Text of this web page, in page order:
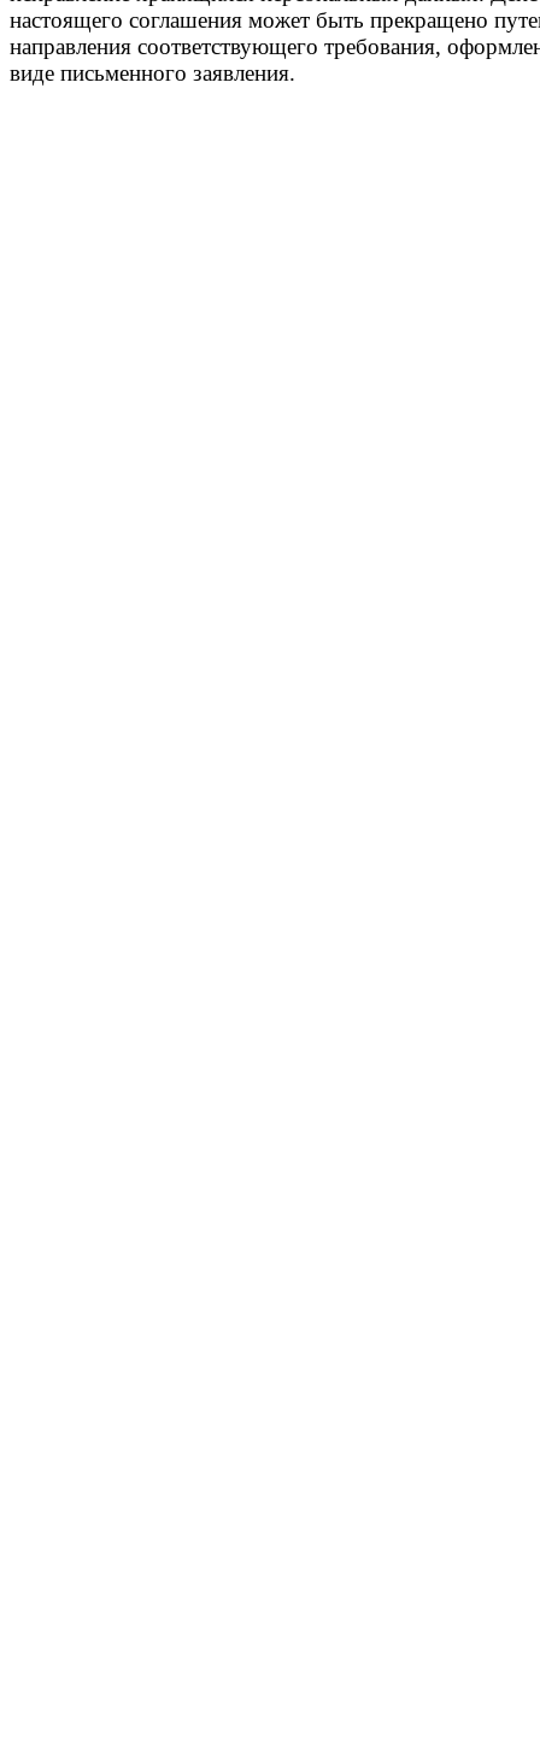
настоящего соглашения может быть прекращено
направления соответствующего требования,
виде письменного заявления.